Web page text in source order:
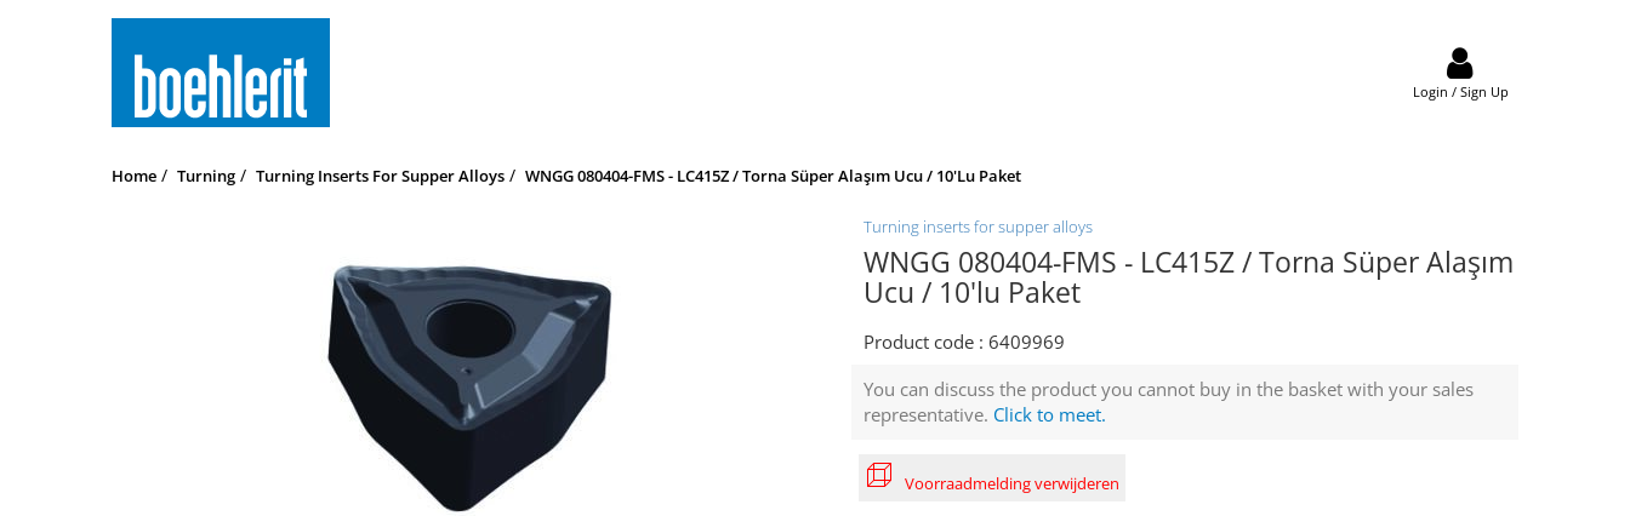
Login / Sign Up
Home Turning Turning Inserts For Supper Alloys WNGG 080404-FMS - LC415Z / Torna Süper Alaşım Ucu / 10'lu Paket
Turning inserts for supper alloys
WNGG 080404-FMS - LC415Z / Torna Süper Alaşım
Ucu / 10'lu Paket
Product code : 6409969
You can discuss the product you cannot buy in the basket with your sales
representative. Click to meet.
Voorraadmelding verwijderen